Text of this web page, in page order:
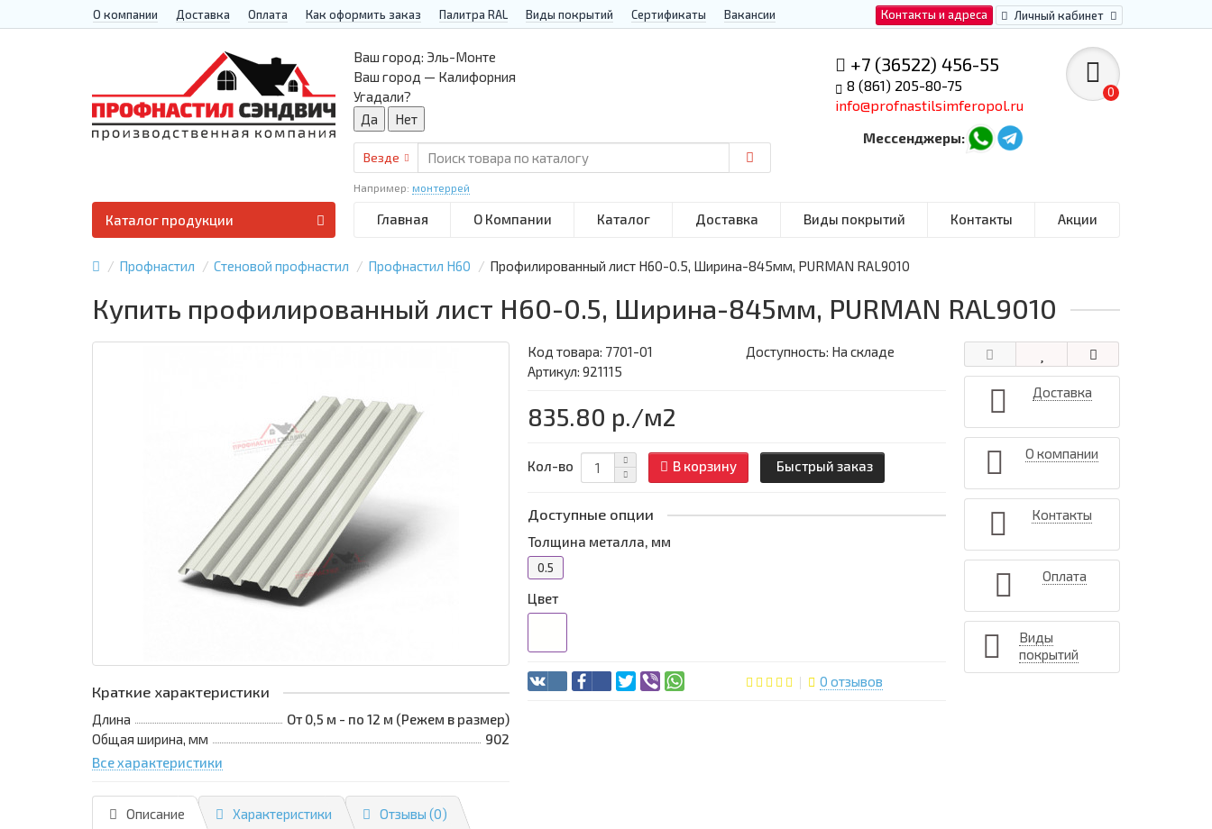
Контакты и адреса Личный кабинет
О компании Доставка Оплата Как оформить заказ Палитра RAL Виды покрытий Сертификаты Вакансии
+7 (36522) 456-55
8 (861) 205-80-75
info@profnastilsimferopol.ru
Мессенджеры:
0
Ваш город: Эль-Монте
Ваш город — Калифорния
Угадали?
Везде
Например: монтеррей
Главная О Компании Каталог Доставка Виды покрытий Контакты Акции
Каталог продукции
Профнастил Стеновой профнастил Профнастил Н60 Профилированный лист Н60-0.5, Ширина-845мм, PURMAN RAL9010
Купить профилированный лист Н60-0.5, Ширина-845мм, PURMAN RAL9010
Краткие характеристики
Длина
От 0,5 м - по 12 м (Режем в размер)
Общая ширина, мм
902
Все характеристики
Код товара: 7701-01
Доступность: На складе
Артикул: 921115
835.80 р./м2
Кол-во В корзину Быстрый заказ
Доступные опции
Толщина металла, мм
0.5
Цвет
0 отзывов
Доставка
О компании
Контакты
Оплата
Виды
покрытий
Описание Характеристики Отзывы (0)